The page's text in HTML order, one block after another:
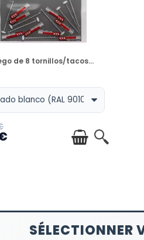
DISPONIBLE
de 8 tornillos/tacos...
SÉLECTIONNER